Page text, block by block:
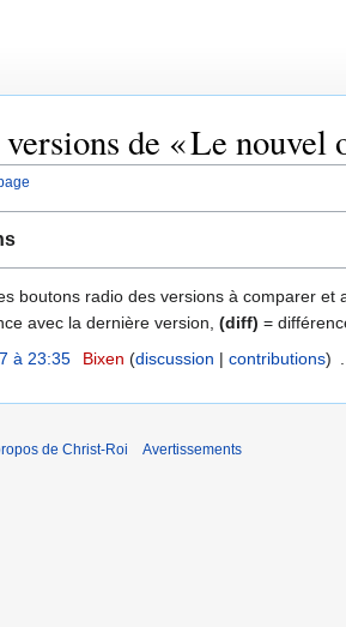
de « Le nouvel
boutons radio des versions à comparer et
avec la dernière version, (diff) =
à 23:35 Bixen discussion contributions
de Christ-Roi Avertissements